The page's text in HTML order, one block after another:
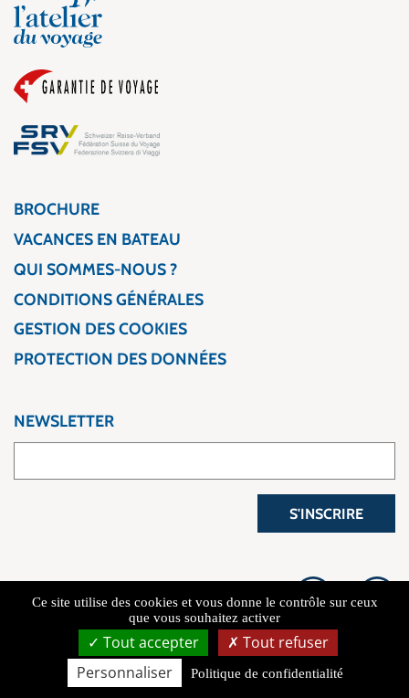
BROCHURE
VACANCES EN BATEAU
QUI SOMMES-NOUS ?
CONDITIONS GÉNÉRALES
GESTION DES COOKIES
PROTECTION DES DONNÉES
NEWSLETTER
S'INSCRIRE
Copyright 2026 L'Atelier du Voyage
Connexion
Ce site utilise des cookies et vous donne le contrôle sur ceux
que vous souhaitez activer
Tout accepter
Tout refuser
Personnaliser
Politique de confidentialité